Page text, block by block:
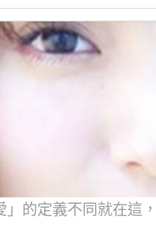
」的定義不同就在這